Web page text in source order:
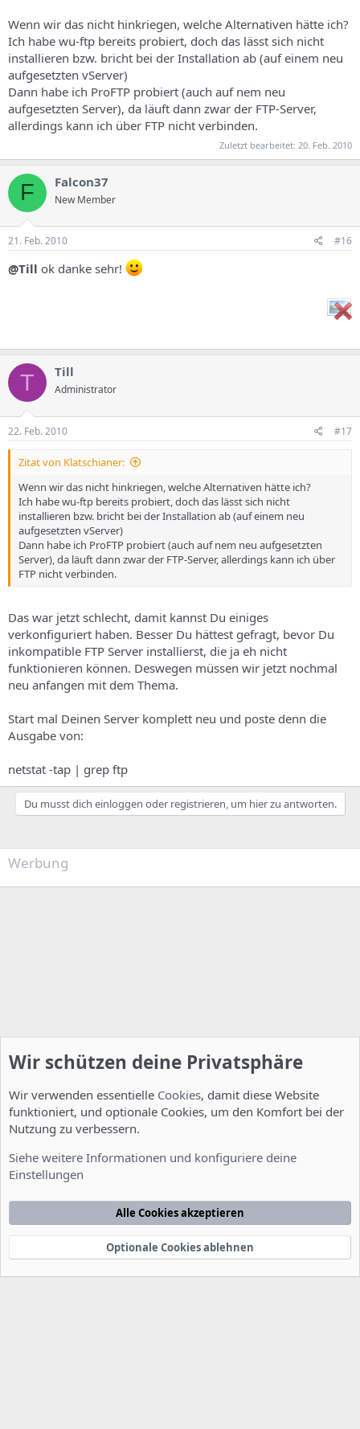
Wenn wir das nicht hinkriegen, welche Alternativen hätte ich?
Ich habe wu-ftp bereits probiert, doch das lässt sich nicht
installieren bzw. bricht bei der Installation ab (auf einem neu
aufgesetzten vServer)
Dann habe ich ProFTP probiert (auch auf nem neu
aufgesetzten Server), da läuft dann zwar der FTP-Server,
allerdings kann ich über FTP nicht verbinden.
Zuletzt bearbeitet: 20. Feb. 2010
F Falcon37
New Member
21. Feb. 2010 #16
@Till ok danke sehr!
T Till
Administrator
22. Feb. 2010 #17
Zitat von Klatschianer:
Wenn wir das nicht hinkriegen, welche Alternativen hätte ich?
Ich habe wu-ftp bereits probiert, doch das lässt sich nicht
installieren bzw. bricht bei der Installation ab (auf einem neu
aufgesetzten vServer)
Dann habe ich ProFTP probiert (auch auf nem neu aufgesetzten
Server), da läuft dann zwar der FTP-Server, allerdings kann ich über
FTP nicht verbinden.
Das war jetzt schlecht, damit kannst Du einiges
verkonfiguriert haben. Besser Du hättest gefragt, bevor Du
inkompatible FTP Server installierst, die ja eh nicht
funktionieren können. Deswegen müssen wir jetzt nochmal
neu anfangen mit dem Thema.
Start mal Deinen Server komplett neu und poste denn die
Ausgabe von:
netstat -tap | grep ftp
Du musst dich einloggen oder registrieren, um hier zu antworten.
Werbung
Nutzungsbedingungen Datenschutzerklärung
Startseite
e
Community platform by XenForo® © 2010-2022 XenForo Ltd.
xenDach©2010-2014
Wir schützen deine Privatsphäre
Wir verwenden essentielle Cookies, damit diese Website
funktioniert, und optionale Cookies, um den Komfort bei der
Nutzung zu verbessern.
Siehe weitere Informationen und konfiguriere deine
Einstellungen
Alle Cookies akzeptieren
Optionale Cookies ablehnen